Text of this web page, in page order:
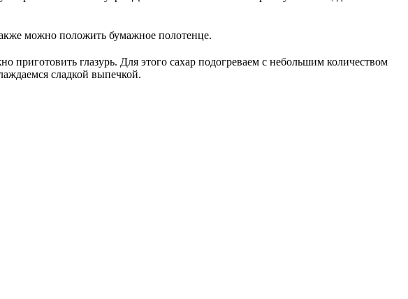
можно положить бумажное полотенце.
глазурь. Для этого сахар подогреваем с небольшим количеством
сладкой выпечкой.